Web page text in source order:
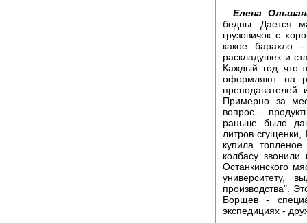
Елена
бедны. Дается
грузовичок с
какое барахло
раскладушек и
Каждый год что-
оформляют на
Примерно за
вопрос -
раньше было
литров
купила
колбасу звонили
Останкинского
университету,
производства".
Борщев -
экспедициях -